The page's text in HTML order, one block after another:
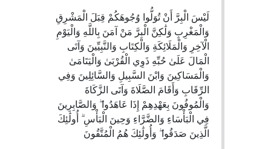
لَيْسَ الْبِرَّ أَنْ تُوَلُّوا وُجُوهَكُمْ قِبَلَ الْمَشْرِقِ
وَالْمَغْرِبِ وَلَٰكِنَّ الْبِرَّ مَنْ آمَنَ بِاللَّهِ وَالْيَوْمِ
الْآخِرِ وَالْمَلَائِكَةِ وَالْكِتَابِ وَالنَّبِيِّينَ وَآتَى
الْمَالَ عَلَىٰ حُبِّهِ ذَوِي الْقُرْبَىٰ وَالْيَتَامَىٰ
وَالْمَسَاكِينَ وَابْنَ السَّبِيلِ وَالسَّائِلِينَ وَفِي
الرِّقَابِ وَأَقَامَ الصَّلَاةَ وَآتَى الزَّكَاةَ
وَالْمُوفُونَ بِعَهْدِهِمْ إِذَا عَاهَدُوا ۖ وَالصَّابِرِينَ
فِي الْبَأْسَاءِ وَالضَّرَّاءِ وَحِينَ الْبَأْسِ ۗ أُولَٰئِكَ
الَّذِينَ صَدَقُوا ۖ وَأُولَٰئِكَ هُمُ الْمُتَّقُونَ